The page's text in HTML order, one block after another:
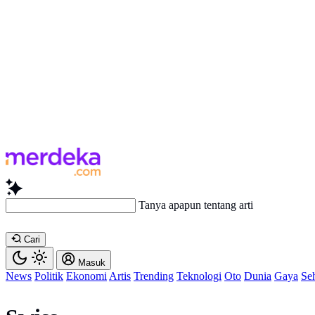
Tanya apapun tentang artikel ini...
Cari
Masuk
News Politik Ekonomi Artis Trending Teknologi Oto Dunia Gaya